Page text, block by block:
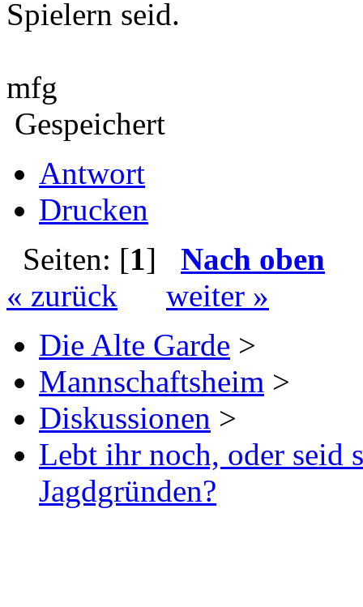
Spielern seid.
mfg
Gespeichert
Antwort
Drucken
Seiten: [1] Nach oben
« zurück
weiter »
Die Alte Garde >
Mannschaftsheim >
Diskussionen >
Lebt ihr noch, oder seid
Jagdgründen?